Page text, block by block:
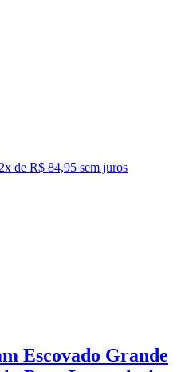
2x de R$ 84,95 sem juros
Escovado Grande